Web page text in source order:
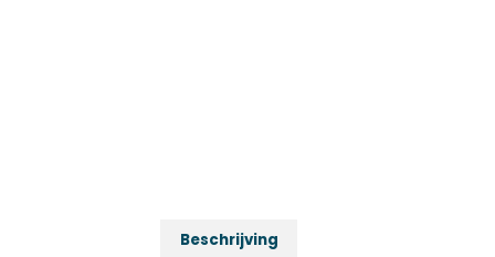
Beschrijving